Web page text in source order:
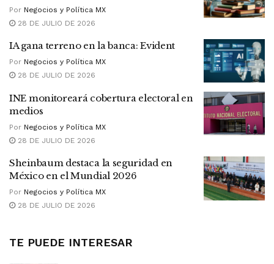
Por Negocios y Política MX
28 DE JULIO DE 2026
IA gana terreno en la banca: Evident
Por Negocios y Política MX
28 DE JULIO DE 2026
INE monitoreará cobertura electoral en
medios
Por Negocios y Política MX
28 DE JULIO DE 2026
Sheinbaum destaca la seguridad en
México en el Mundial 2026
Por Negocios y Política MX
28 DE JULIO DE 2026
TE PUEDE INTERESAR